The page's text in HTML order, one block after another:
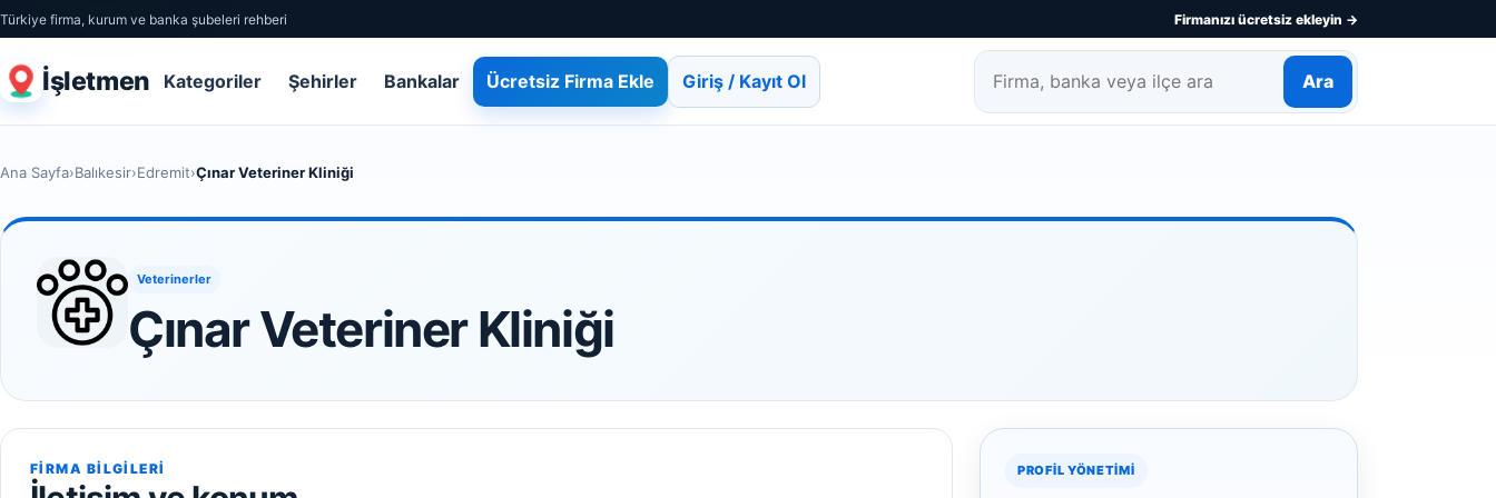
Türkiye firma, kurum ve banka şubeleri rehberi Firmanızı ücretsiz ekleyin →
İşletmen Kategoriler Şehirler Bankalar Ücretsiz Firma Ekle Giriş / Kayıt Ol
Firma, banka veya ilçe ara
Ara
Ana Sayfa›Balıkesir›Edremit›Çınar Veteriner Kliniği
Veterinerler
Çınar Veteriner Kliniği
FIRMA BILGILERI PROFIL YÖNETIMI